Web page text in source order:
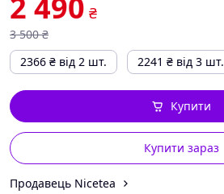
₴
3 500 ₴
2366 ₴ від 2 шт. 2241 ₴ від 3 шт.
Купити зараз
Купити
Продавець Nicetea